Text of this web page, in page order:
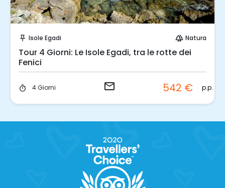
push_pin Isole Egadi forest Natura
Tour 4 Giorni: Le Isole Egadi, tra le rotte dei
Fenici
timer 4 Giorni email 542 € p.p.